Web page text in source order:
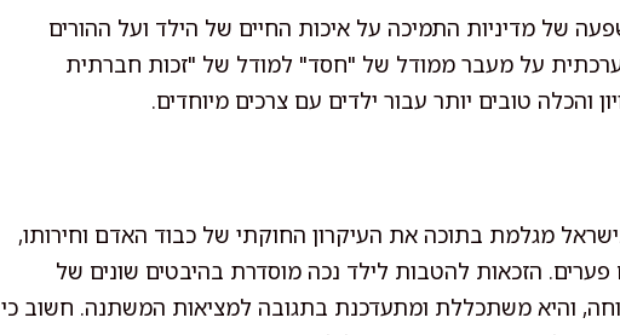
של מדיניות התמיכה על איכות החיים של הילד ועל ההורים
על מעבר ממודל של "חסד" למודל של "זכות חברתית
והכלה טובים יותר עבור ילדים עם צרכים מיוחדים.
מגלמת בתוכה את העיקרון החוקתי של כבוד האדם וחירותו,
פערים. הזכאות להטבות לילד נכה מוסדרת בהיבטים שונים של
והיא משתכללת ומתעדכנת בתגובה למציאות המשתנה. חשוב כי